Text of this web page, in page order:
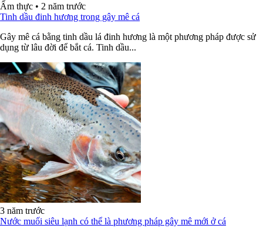
Ẩm thực • 2 năm trước
Tinh dầu đinh hương trong gây mê cá
Gây mê cá bằng tinh dầu lá đinh hương là một phương pháp được sử
dụng từ lâu đời để bắt cá. Tinh dầu...
3 năm trước
Nước muối siêu lạnh có thể là phương pháp gây mê mới ở cá